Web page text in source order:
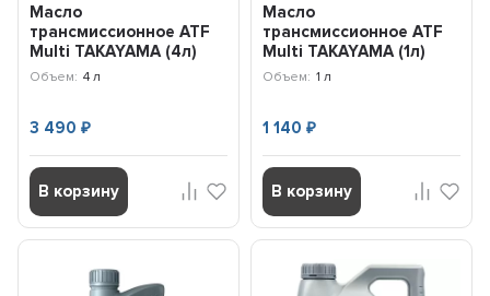
Масло
трансмиссионное ATF
Multi TAKAYAMA (4л)
100480
Объем: 4 л
3 490₽
В корзину
Масло
трансмиссионное ATF
Multi TAKAYAMA (1л)
101941
Объем: 1 л
1 140 ₽
В корзину